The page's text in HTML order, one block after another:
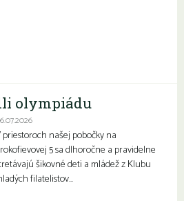
olympiádu
priestoroch našej pobočky na
5 sa dlhoročne a pravidelne
šikovné deti a mládež z Klubu
filatelistov…